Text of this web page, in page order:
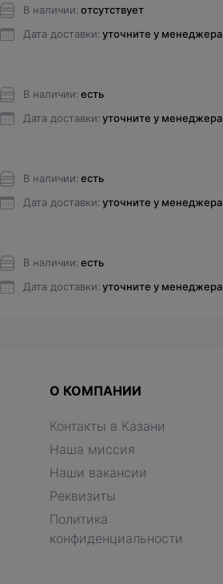
В наличии: отсутствует
Дата доставки: уточните у менеджера
В наличии: есть
Дата доставки: уточните у менеджера
В наличии: есть
Дата доставки: уточните у менеджера
В наличии: есть
Дата доставки: уточните у менеджера
О КОМПАНИИ
Контакты в Казани
Наша миссия
Наши вакансии
Реквизиты
Политика
конфиденциальности